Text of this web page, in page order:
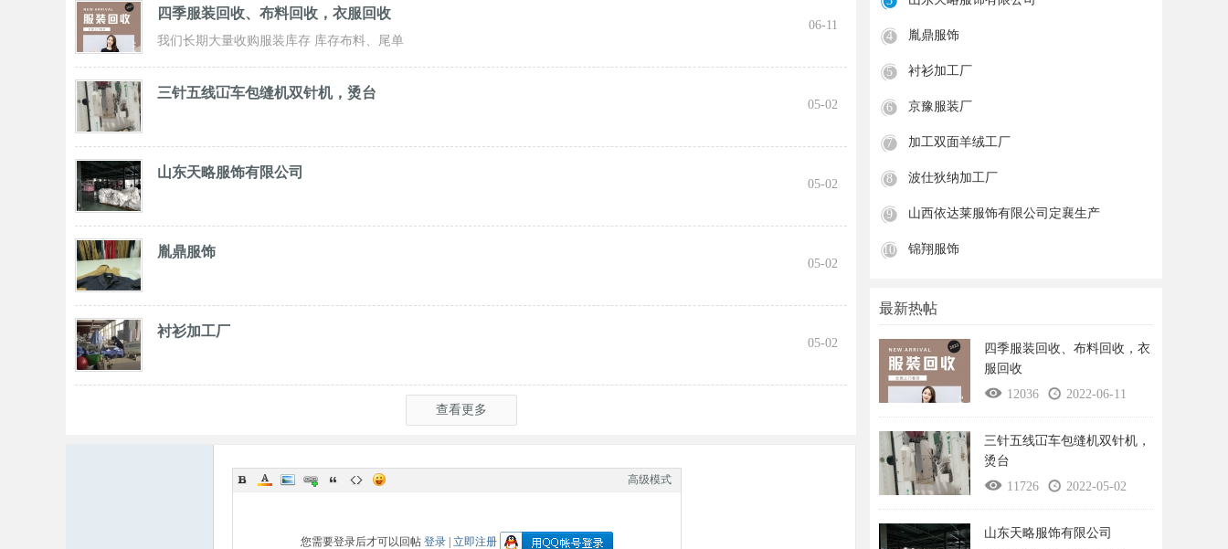
四季服装回收、布料回收，衣服回收
我们长期大量收购服装库存 库存布料、尾单
服装，专业诚信共赢， 实力雄厚 ！ 长期面向
06-11
三针五线冚车包缝机双针机，烫台
05-02
山东天略服饰有限公司
05-02
胤鼎服饰
05-02
衬衫加工厂
05-02
查看更多
高级模式
您需要登录后才可以回帖 登录 立即注册
4 胤鼎服饰
5 衬衫加工厂
6 京豫服装厂
7 加工双面羊绒工厂
8 波仕狄纳加工厂
9 山西依达莱服饰有限公司定襄生产
10 锦翔服饰
最新热帖
四季服装回收、布料回收，衣
服回收
12036
2022-06-11
三针五线冚车包缝机双针机，
烫台
11726
2022-05-02
山东天略服饰有限公司